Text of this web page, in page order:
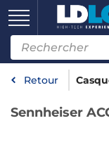
Retour
Sennheiser